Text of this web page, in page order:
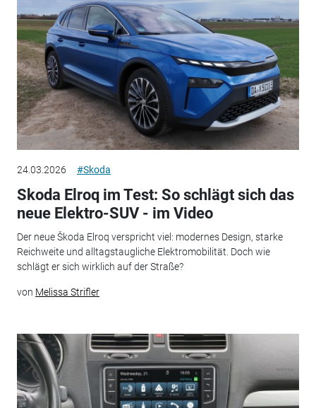
24.03.2026 #Skoda
Skoda Elroq im Test: So schlägt sich das
neue Elektro-SUV - im Video
Der neue Škoda Elroq verspricht viel: modernes Design, starke
Reichweite und alltagstaugliche Elektromobilität. Doch wie
schlägt er sich wirklich auf der Straße?
von Melissa Strifler